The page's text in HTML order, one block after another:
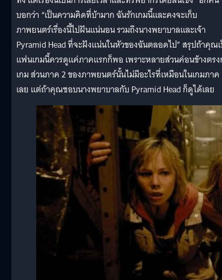
บอกว่า “เป็นความคิดที่บ้ามาก ฉันรักเกมนี้และคงจะเก็บ
ภาพยนตร์เรื่องนี้ไปฝันแน่นอน รวมถึงนางพยาบาลและเจ้า
Pyramid Head ที่จะฝังแน่นในหัวของฉันตลอดไป” สรุปถ้าคุณ
แฟนเกมนี้ควรดูแค่ภาคแรกก็พอ เพราะหลายส่วนค่อนข้างตร
เกม ส่วนภาค 2 ของภาพยนตร์นั้นไม่มีอะไรที่เหมือนในเกมภาค
เลย แต่ถ้าคุณชอบนางพยาบาลกับ Pyramid Head ก็ดูได้เลย